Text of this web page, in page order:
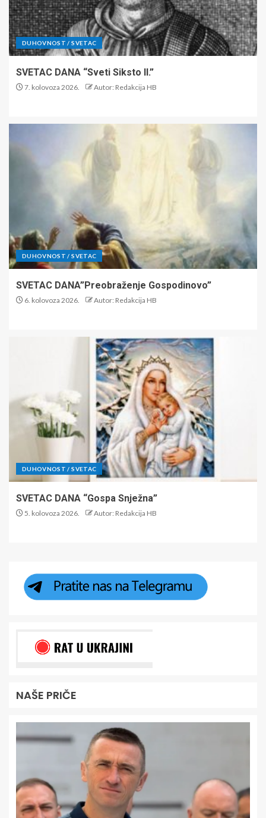
DUHOVNOST / SVETAC
SVETAC DANA “Sveti Siksto II.”
7. kolovoza 2026. Autor: Redakcija HB
DUHOVNOST / SVETAC
SVETAC DANA”Preobraženje Gospodinovo”
6. kolovoza 2026. Autor: Redakcija HB
DUHOVNOST / SVETAC
SVETAC DANA “Gospa Snježna”
5. kolovoza 2026. Autor: Redakcija HB
NAŠE PRIČE